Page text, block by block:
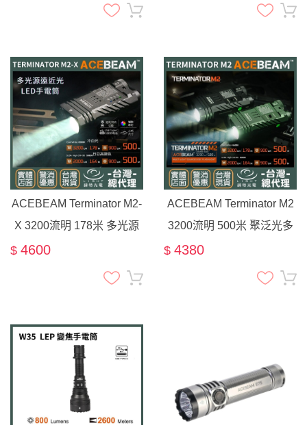
ACEBEAM Terminator M2-
X 3200流明 178米 多光源
聚泛光 七色循環RGB彩燈
$ 4600
ACEBEAM Terminator M2
3200流明 500米 聚泛光多
光源手電筒 七色循環RGB
彩燈 高顯色
$ 4380